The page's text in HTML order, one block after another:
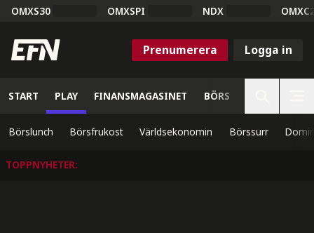
OMXS30 OMXSPI NDX
Prenumerera Logga in
START PLAY FINANSMAGASINET BÖRS
Börslunch Börsfrukost Världsekonomin Börssurr
TOPPNYHETER: